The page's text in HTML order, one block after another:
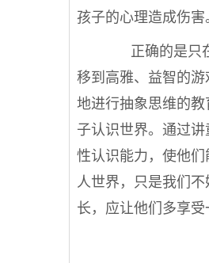
孩子的心理造成伤害
正确的是只在
移到高雅、益智的
地进行抽象思维的
子认识世界。通过
性认识能力，使他
人世界，只是我们
长，应让他们多享受